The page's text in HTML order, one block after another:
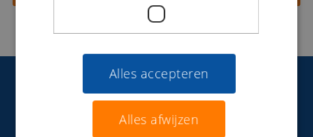
Alles accepteren
Alles afwijzen